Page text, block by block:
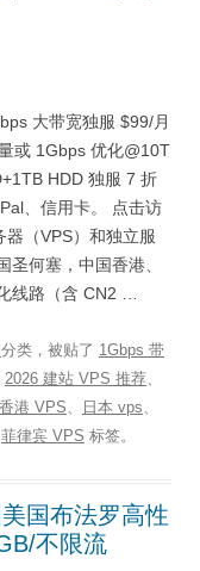
大带宽独服 $99/月
或 1Gbps 优化@10T
HDD 独服 7 折
、信用卡。 点击访
（VPS）和独立服
何塞，中国香港、
线路（含 CN2 …
分类，被贴了 1Gbps 带
2026 建站 VPS 推荐、
港 VPS、 日本 vps、
菲律宾 VPS 标签。
国布法罗高性
不限流